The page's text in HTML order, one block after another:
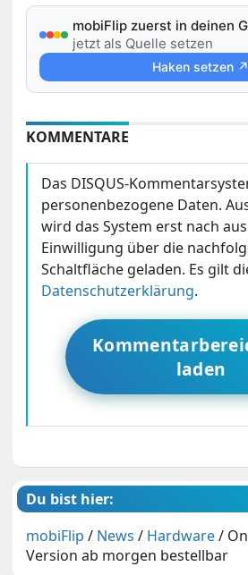
mobiFlip zuerst in deinen
jetzt als Quelle setzen
Haken setzen ↗
KOMMENTARE
Das DISQUS-
personenbezogene Daten.
wird das System erst nach
Einwilligung über die
Schaltfläche geladen. Es gilt
Datenschutzerklärung.
laden
Du bist hier:
mobiFlip / News / Hardware/
Version ab morgen bestellbar